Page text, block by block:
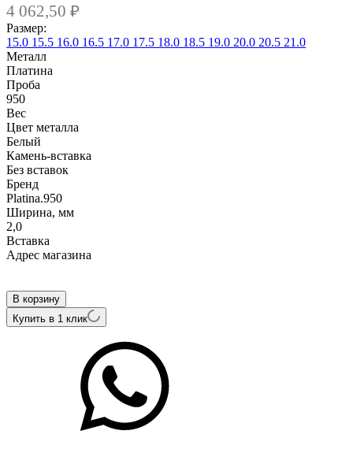
4 062,50 ₽
Размер:
15.0 15.5 16.0 16.5 17.0 17.5 18.0 18.5 19.0 20.0 20.5 21.0
Металл
Платина
Проба
950
Вес
Цвет металла
Белый
Камень-вставка
Без вставок
Бренд
Platina.950
Ширина, мм
2,0
Вcтавка
Адрес магазина
В корзину
Купить в 1 клик